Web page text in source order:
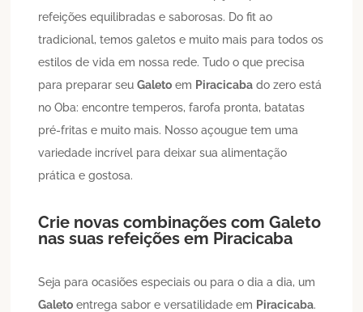
refeições equilibradas e saborosas. Do fit ao
tradicional, temos galetos e muito mais para todos os
estilos de vida em nossa rede. Tudo o que precisa
para preparar seuGaleto em Piracicaba do zero está
no Oba: encontre temperos, farofa pronta, batatas
pré-fritas e muito mais. Nosso açougue tem uma
variedade incrível para deixar sua alimentação
prática e gostosa.
Crie novas combinações comGaleto
nas suas refeições em Piracicaba
Seja para ocasiões especiais ou para o dia a dia, um
Galeto entrega sabor e versatilidade em Piracicaba.